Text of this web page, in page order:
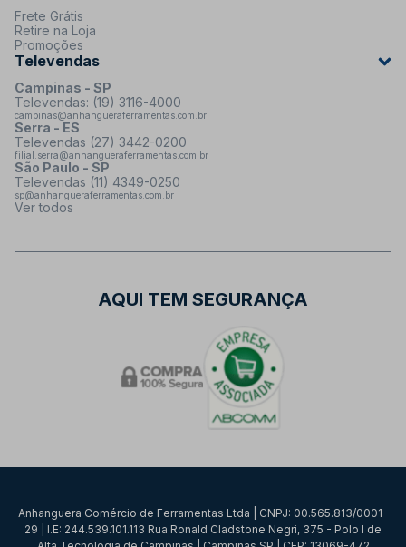
Frete Grátis
Retire na Loja
Promoções
Televendas
Campinas - SP
Televendas: (19) 3116-4000
campinas@anhangueraferramentas.com.br
Serra - ES
Televendas (27) 3442-0200
filial.serra@anhangueraferramentas.com.br
São Paulo - SP
Televendas (11) 4349-0250
sp@anhangueraferramentas.com.br
Ver todos
AQUI TEM SEGURANÇA
Anhanguera Comércio de Ferramentas Ltda | CNPJ: 00.565.813/0001-
29 | I.E: 244.539.101.113 Rua Ronald Cladstone Negri, 375 - Polo I de